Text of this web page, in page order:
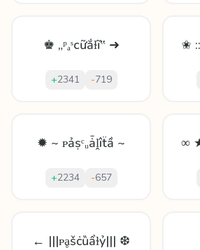
♚ „ᵖₐˢcữắɫĩ‟ ➜
+2341 -719
✬
✹ ~ ᴘảṣᶜᵤǡḽîẗầ ~
+2234 -657
∞
← |||ᴘḁšċȕẩɫỷ||| ❆